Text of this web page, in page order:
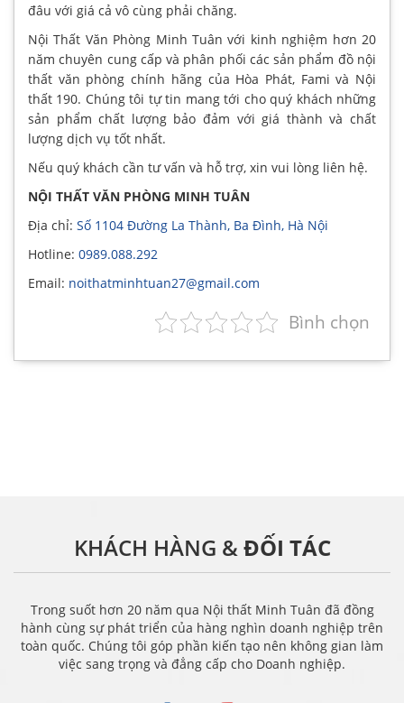
đâu với giá cả vô cùng phải chăng.
Nội Thất Văn Phòng Minh Tuân với kinh nghiệm hơn 20
năm chuyên cung cấp và phân phối các sản phẩm đồ nội
thất văn phòng chính hãng của Hòa Phát, Fami và Nội
thất 190. Chúng tôi tự tin mang tới cho quý khách những
sản phẩm chất lượng bảo đảm với giá thành và chất
lượng dịch vụ tốt nhất.
Nếu quý khách cần tư vấn và hỗ trợ, xin vui lòng liên hệ.
NỘI THẤT VĂN PHÒNG MINH TUÂN
Địa chỉ: Số 1104 Đường La Thành, Ba Đình, Hà Nội
Hotline: 0989.088.292
Email: noithatminhtuan27@gmail.com
Bình chọn
KHÁCH HÀNG &ĐỐI TÁC
Trong suốt hơn 20 năm qua Nội thất Minh Tuân đã đồng
hành cùng sự phát triển của hàng nghìn doanh nghiệp trên
toàn quốc. Chúng tôi góp phần kiến tạo nên không gian làm
việc sang trọng và đẳng cấp cho Doanh nghiệp.